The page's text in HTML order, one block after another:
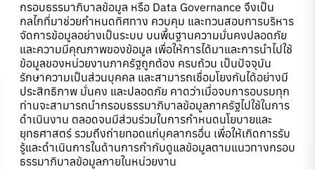
กรอบธรรมาภิบาลข้อมูล หรือ Data Governance จึงเป็น
กลไกที่มาช่วยกำหนดทิศทาง ควบคุม และทวนสอบการบริหาร
จัดการข้อมูลอย่างเป็นระบบ บนพื้นฐานความมั่นคงปลอดภัย
และความมีคุณภาพของข้อมูล เพื่อให้การได้มาและการนำไปใช้
ข้อมูลของหน่วยงานภาครัฐถูกต้อง ครบถ้วน เป็นปัจจุบัน
รักษาความเป็นส่วนบุคคล และสามารถเชื่อมโยงกันได้อย่างมี
ประสิทธิภาพ มั่นคง และปลอดภัย คาดว่าเมื่อจบการอบรมทุก
ท่านจะสามารถนำกรอบธรรมาภิบาลข้อมูลภาครัฐไปใช้ในการ
ดำเนินงาน ตลอดจนมีส่วนร่วมในการกำหนดนโยบายและ
ยุทธศาสตร์ รวมถึงถ่ายทอดแก่บุคลากรอื่น เพื่อให้เกิดการรับ
รู้และดำเนินการในด้านการกำกับดูแลข้อมูลตามแนวทางกรอบ
ธรรมาภิบาลข้อมูลภายในหน่วยงาน